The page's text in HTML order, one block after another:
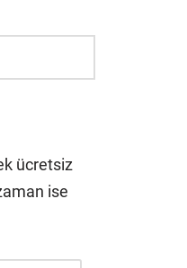
ücretsiz
ise